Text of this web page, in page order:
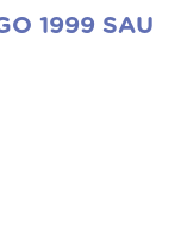
1999 SAU